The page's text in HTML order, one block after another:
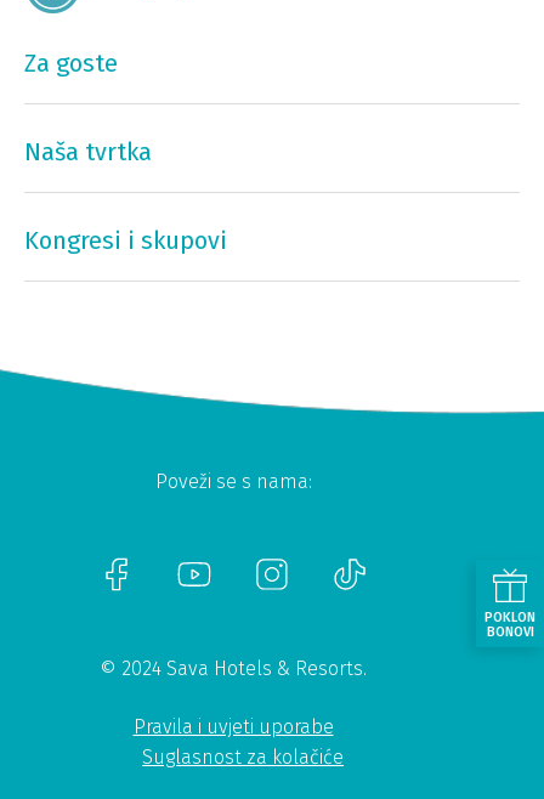
Za goste
Naša tvrtka
Kongresi i skupovi
Poveži se s nama:
© 2024 Sava Hotels & Resorts.
Pravila i uvjeti uporabe
Suglasnost za kolačiće
POKLON
BONOVI